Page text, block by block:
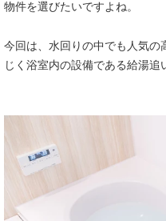
物件を選びたいですよね。
今回は、水回りの中でも人気の
じく浴室内の設備である給湯追